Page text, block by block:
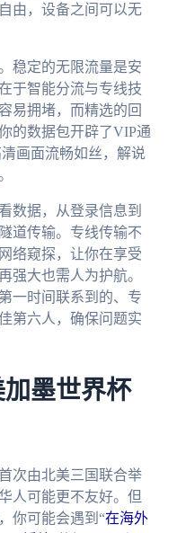
由，设备之间可以无
稳定的无限流量是安
于智能分流与专线技
易拥堵，而精选的回
的数据包开辟了VIP通
画面流畅如丝，解说
数据，从登录信息到
道传输。专线传输不
络窥探，让你在享受
强大也需人为护航。
一时间联系到的、专
第六人，确保问题实
墨世界杯
次由北美三国联合举
人可能更不友好。但
你可能会遇到“在海外